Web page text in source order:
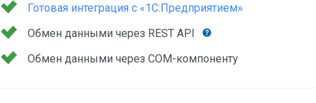
Готовая интеграция с «1С:Предприятием»
Обмен данными через REST API
Обмен данными через COM-компоненту